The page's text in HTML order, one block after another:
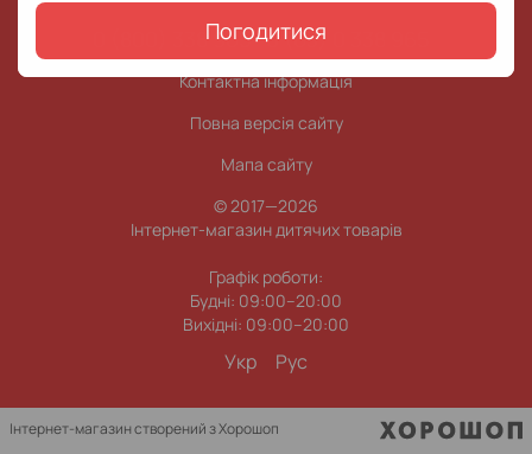
Погодитися
0 (800) 338 965 0 (63) 0 338 965
Контактна інформація
Повна версія сайту
Мапа сайту
© 2017—2026
Інтернет-магазин дитячих товарів
Графік роботи:
Будні: 09:00–20:00
Вихідні: 09:00–20:00
Укр Рус
Інтернет-магазин створений з Хорошоп